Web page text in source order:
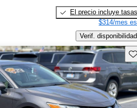
El precio incluye tasas
$314/mes
Verif. disponibilidad